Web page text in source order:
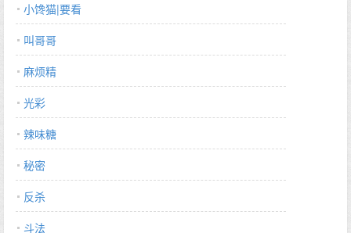
小馋猫|要看
叫哥哥
麻烦精
光彩
辣味糖
秘密
反杀
斗法